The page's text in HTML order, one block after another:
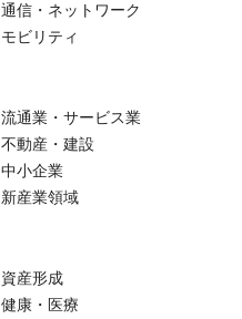
通信・ネットワーク
モビリティ
流通業・サービス業
不動産・建設
中小企業
新産業領域
資産形成
健康・医療